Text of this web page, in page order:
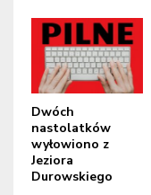
Dwóch
nastolatków
wyłowiono z
Jeziora
Durowskiego